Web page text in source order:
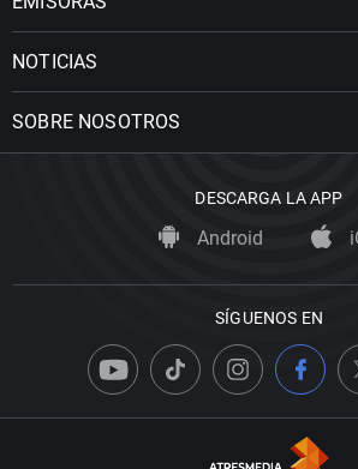
NOTICIAS
SOBRE NOSOTROS
DESCARGA LA APP
Android
SÍGUENOS EN